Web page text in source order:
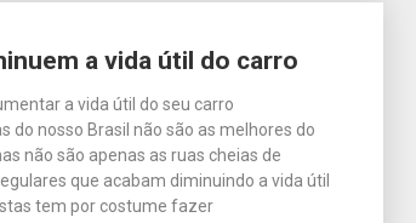
a vida útil do carro
a vida útil do seu carro
do nosso Brasil não são as melhores do
não são apenas as ruas cheias de
que acabam diminuindo a vida útil
tem por costume fazer